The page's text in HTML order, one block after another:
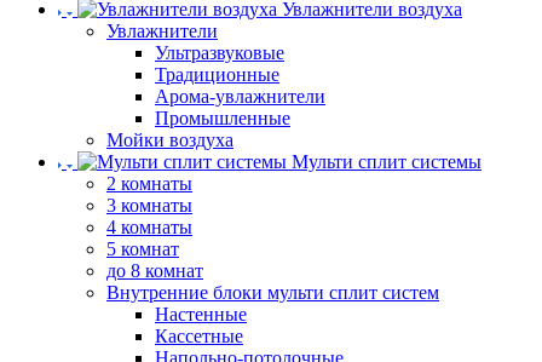
Увлажнители воздуха
Увлажнители
Ультразвуковые
Традиционные
Арома-увлажнители
Промышленные
Мойки воздуха
Мульти сплит системы
2 комнаты
3 комнаты
4 комнаты
5 комнат
до 8 комнат
Внутренние блоки мульти сплит систем
Настенные
Кассетные
Напольно-потолочные